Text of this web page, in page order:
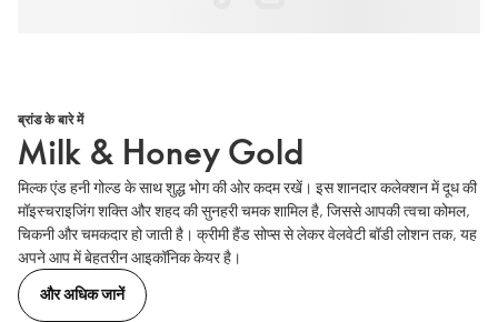
ब्रांड के बारे में
Milk & Honey Gold
मिल्क एंड हनी गोल्ड के साथ शुद्ध भोग की ओर कदम रखें। इस शानदार कलेक्शन में दूध की
मॉइस्चराइजिंग शक्ति और शहद की सुनहरी चमक शामिल है, जिससे आपकी त्वचा कोमल,
चिकनी और चमकदार हो जाती है। क्रीमी हैंड सोप्स से लेकर वेलवेटी बॉडी लोशन तक, यह
अपने आप में बेहतरीन आइकॉनिक केयर है।
और अधिक जानें